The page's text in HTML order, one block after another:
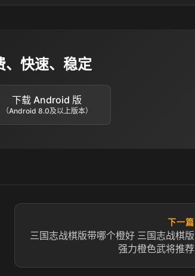
、快速、稳定
下载 Android 版
（Android 8.0及以上版本）
下一篇
三国志战棋版带哪个橙好 三国志战棋版
强力橙色武将推荐